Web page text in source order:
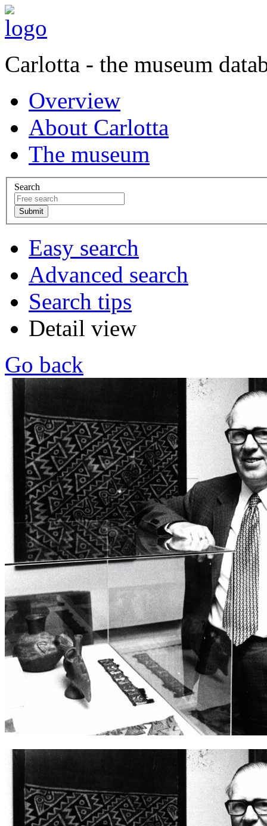
Carlotta - the museum
Overview
About Carlotta
The museum
Search
Easy search
Advanced search
Search tips
Detail view
Go back